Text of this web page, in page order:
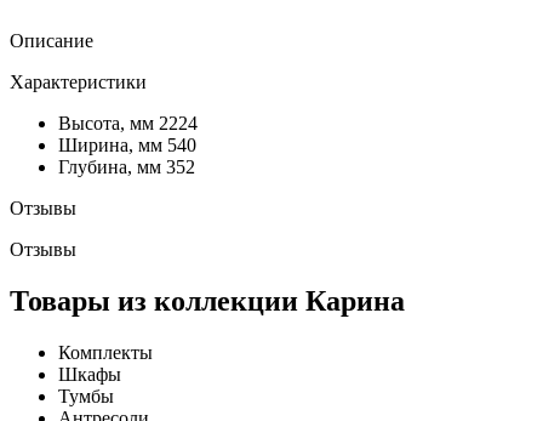
Описание
Характеристики
Высота, мм 2224
Ширина, мм 540
Глубина, мм 352
Отзывы
Отзывы
Товары из коллекции Карина
Комплекты
Шкафы
Тумбы